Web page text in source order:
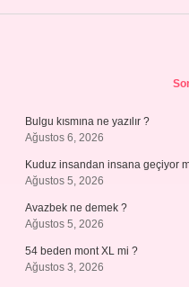
Bulgu kısmına ne yazılır ?
Ağustos 6, 2026
Kuduz insandan insana geçiyor
Ağustos 5, 2026
Avazbek ne demek ?
Ağustos 5, 2026
54 beden mont XL mi ?
Ağustos 3, 2026